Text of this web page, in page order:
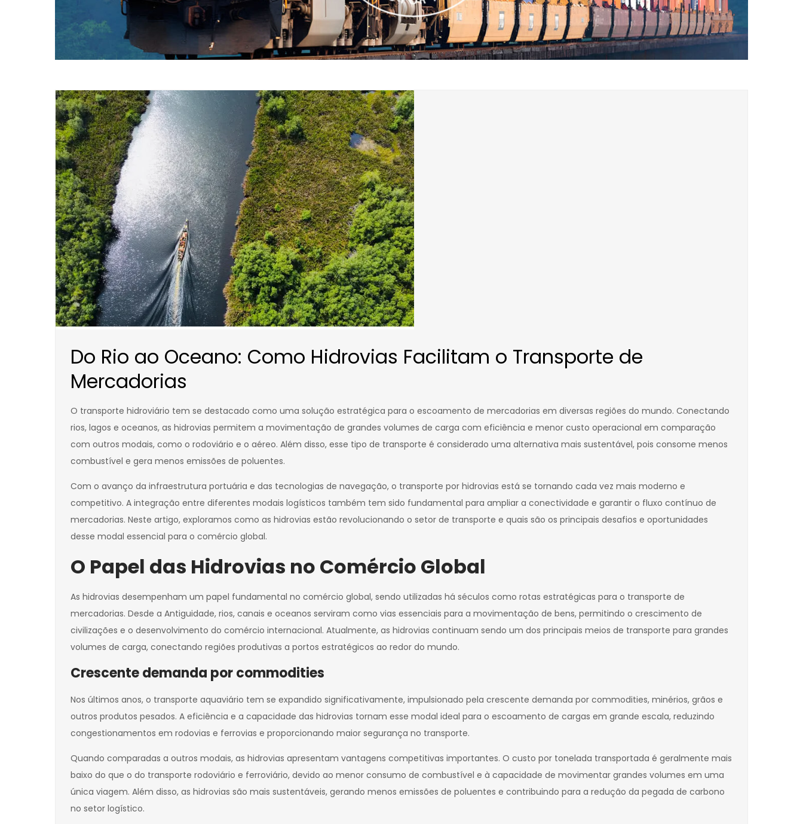
Do Rio ao Oceano: Como Hidrovias Facilitam o Transporte de
Mercadorias
O transporte hidroviário tem se destacado como uma solução estratégica para o escoamento de mercadorias em diversas regiões do mundo. Conectando
rios, lagos e oceanos, as hidrovias permitem a movimentação de grandes volumes de carga com eficiência e menor custo operacional em comparação
com outros modais, como o rodoviário e o aéreo. Além disso, esse tipo de transporte é considerado uma alternativa mais sustentável, pois consome menos
combustível e gera menos emissões de poluentes.
Com o avanço da infraestrutura portuária e das tecnologias de navegação, o transporte por hidrovias está se tornando cada vez mais moderno e
competitivo. A integração entre diferentes modais logísticos também tem sido fundamental para ampliar a conectividade e garantir o fluxo contínuo de
mercadorias. Neste artigo, exploramos como as hidrovias estão revolucionando o setor de transporte e quais são os principais desafios e oportunidades
desse modal essencial para o comércio global.
O Papel das Hidrovias no Comércio Global
As hidrovias desempenham um papel fundamental no comércio global, sendo utilizadas há séculos como rotas estratégicas para o transporte de
mercadorias. Desde a Antiguidade, rios, canais e oceanos serviram como vias essenciais para a movimentação de bens, permitindo o crescimento de
civilizações e o desenvolvimento do comércio internacional. Atualmente, as hidrovias continuam sendo um dos principais meios de transporte para grandes
volumes de carga, conectando regiões produtivas a portos estratégicos ao redor do mundo.
Crescente demanda por commodities
Nos últimos anos, o transporte aquaviário tem se expandido significativamente, impulsionado pela crescente demanda por commodities, minérios, grãos e
outros produtos pesados. A eficiência e a capacidade das hidrovias tornam esse modal ideal para o escoamento de cargas em grande escala, reduzindo
congestionamentos em rodovias e ferrovias e proporcionando maior segurança no transporte.
Quando comparadas a outros modais, as hidrovias apresentam vantagens competitivas importantes. O custo por tonelada transportada é geralmente mais
baixo do que o do transporte rodoviário e ferroviário, devido ao menor consumo de combustível e à capacidade de movimentar grandes volumes em uma
única viagem. Além disso, as hidrovias são mais sustentáveis, gerando menos emissões de poluentes e contribuindo para a redução da pegada de carbono
no setor logístico.